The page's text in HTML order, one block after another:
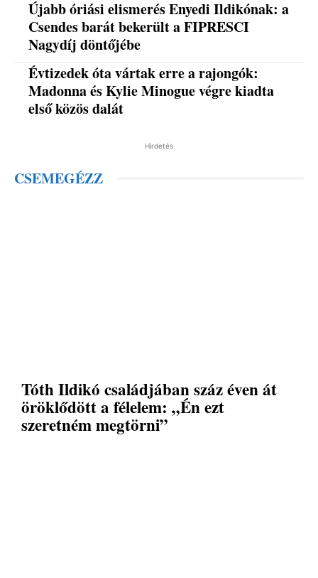
Újabb óriási elismerés Enyedi Ildikónak: a
Csendes barát bekerült a FIPRESCI
Nagydíj döntőjébe
Évtizedek óta vártak erre a rajongók:
Madonna és Kylie Minogue végre kiadta
első közös dalát
Hirdetés
CSEMEGÉZZ
Tóth Ildikó családjában száz éven át
öröklődött a félelem: „Én ezt
szeretném megtörni”